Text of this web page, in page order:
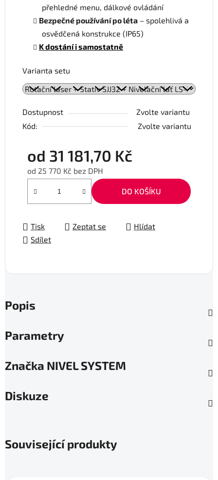
přehledné menu, dálkové ovládání
Bezpečné používání po léta – spolehlivá a
osvědčená konstrukce (IP65)
K dostání i samostatně
Varianta setu
Dostupnost
Zvolte variantu
Kód:
Zvolte variantu
od 31 181,70 Kč
od 25 770 Kč bez DPH
DO KOŠÍKU
Tisk Zeptat se
Hlídat
Sdílet
Popis
Parametry
Značka NIVEL SYSTEM
Diskuze
Související produkty